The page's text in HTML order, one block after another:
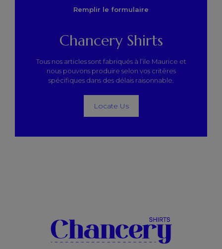
Remplir le formulaire
Chancery Shirts
Tous nos articles sont fabriqués à l’ile Maurice et
nous pouvons produire selon vos critères
spécifiques dans des délais raisonnable.
Locate Us